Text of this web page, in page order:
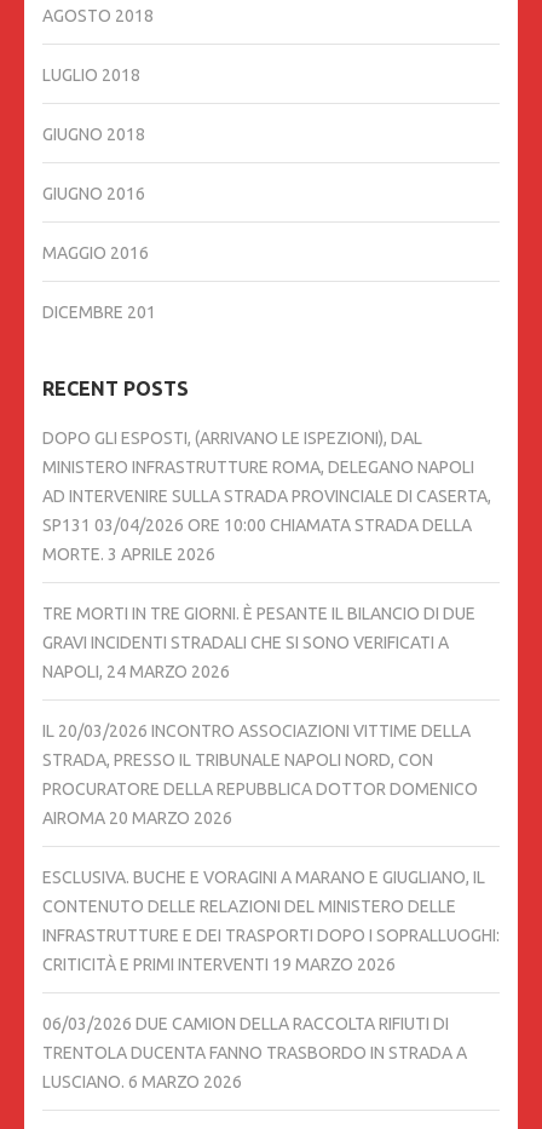
AGOSTO 2018
LUGLIO 2018
GIUGNO 2018
GIUGNO 2016
MAGGIO 2016
DICEMBRE 201
RECENT POSTS
DOPO GLI ESPOSTI, (ARRIVANO LE ISPEZIONI), DAL
MINISTERO INFRASTRUTTURE ROMA, DELEGANO NAPOLI
AD INTERVENIRE SULLA STRADA PROVINCIALE DI CASERTA,
SP131 03/04/2026 ORE 10:00 CHIAMATA STRADA DELLA
MORTE. 3 APRILE 2026
TRE MORTI IN TRE GIORNI. È PESANTE IL BILANCIO DI DUE
GRAVI INCIDENTI STRADALI CHE SI SONO VERIFICATI A
NAPOLI, 24 MARZO 2026
IL 20/03/2026 INCONTRO ASSOCIAZIONI VITTIME DELLA
STRADA, PRESSO IL TRIBUNALE NAPOLI NORD, CON
PROCURATORE DELLA REPUBBLICA DOTTOR DOMENICO
AIROMA 20 MARZO 2026
ESCLUSIVA. BUCHE E VORAGINI A MARANO E GIUGLIANO, IL
CONTENUTO DELLE RELAZIONI DEL MINISTERO DELLE
INFRASTRUTTURE E DEI TRASPORTI DOPO I SOPRALLUOGHI:
CRITICITÀ E PRIMI INTERVENTI 19 MARZO 2026
06/03/2026 DUE CAMION DELLA RACCOLTA RIFIUTI DI
TRENTOLA DUCENTA FANNO TRASBORDO IN STRADA A
LUSCIANO. 6 MARZO 2026